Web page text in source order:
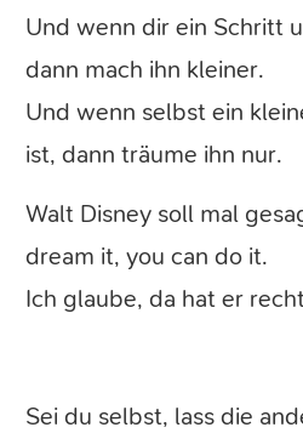
Und wenn dir ein Schritt
dann mach ihn kleiner.
Und wenn selbst ein
ist, dann träume ihn nur.
Walt Disney soll mal
dream it, you can do it.
Ich glaube, da hat er
Sei du selbst, lass die